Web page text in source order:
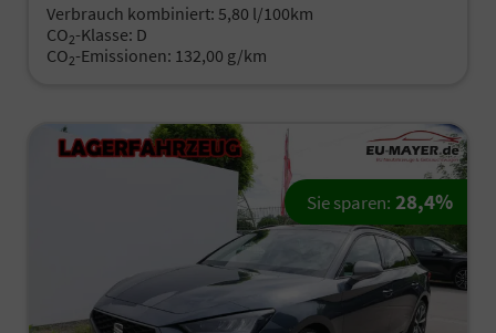
Verbrauch kombiniert: 5,80 l/100km
CO2-Klasse: D
CO2-Emissionen: 132,00 g/km
Sie sparen: 28,4%